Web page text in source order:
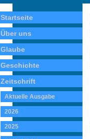
Startseite
Über uns
Glaube
Geschichte
Zeitschrift
Aktuelle Ausgabe
2026
2025